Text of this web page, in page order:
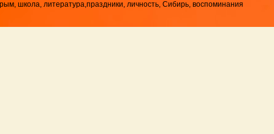
школа, литература,праздники, личность, Сибирь, воспоминания